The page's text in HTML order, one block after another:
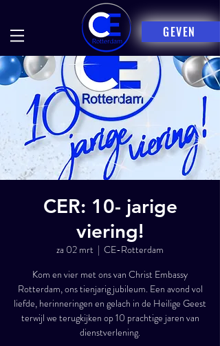
GEVEN
CER: 10- jarige
viering!
za 02 mrt
  |
CE-Rotterdam
Kom en vier met ons van Christ Embassy
Rotterdam, ons tienjarig jubileum. Een avond vol
liefde, herinneringen en gelach in de Heilige Geest
terwijl we terugkijken op 10 prachtige jaren van
dienstverlening.